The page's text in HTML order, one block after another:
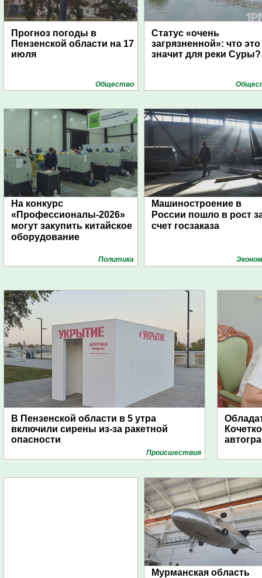
Прогноз погоды в
Пензенской области на 17
июля
Общество
Статус «очень
загрязненной»: что это
значит для реки Суры?
На конкурс
«Профессионалы-2026»
могут закупить китайское
оборудование
Политика
Машиностроение в
России пошло в рост
счет госзаказа
В Пензенской области в 5 утра
включили сирены из-за ракетной
опасности
Проиcшествия
Мурманская область